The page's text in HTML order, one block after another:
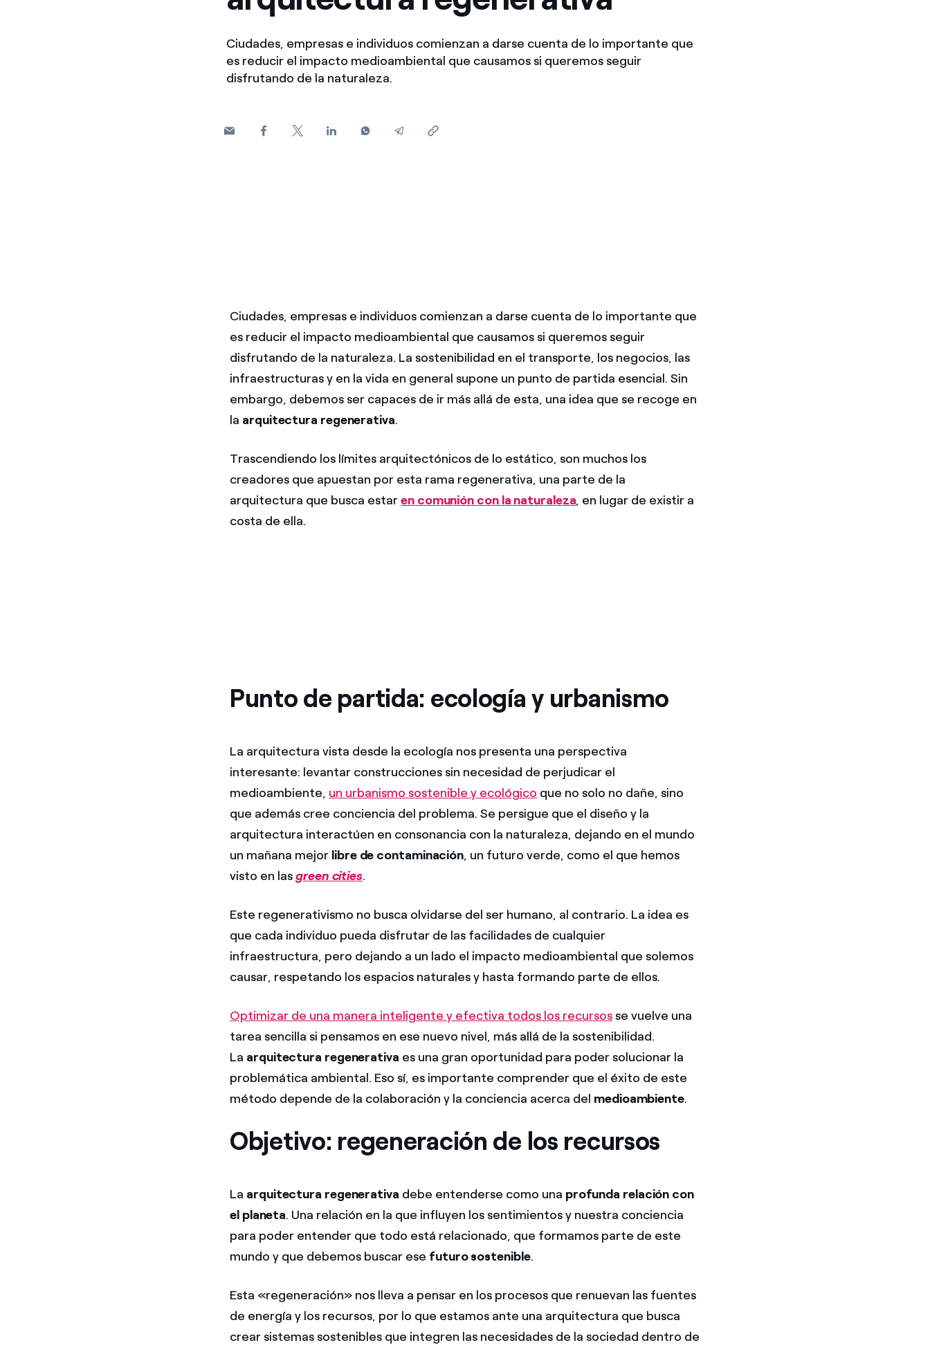
Ofertas para autónomos y Pymes
¿Gestionas varias comunidades de propietarios?
Ciudades, empresas e individuos comienzan a darse cuenta de lo importante que
es reducir el impacto medioambiental que causamos si queremos seguir
disfrutando de la naturaleza.
Ciudades, empresas e individuos comienzan a darse cuenta de lo importante que
es reducir el impacto medioambiental que causamos si queremos seguir
disfrutando de la naturaleza. La sostenibilidad en el transporte, los negocios, las
infraestructuras y en la vida en general supone un punto de partida esencial. Sin
embargo, debemos ser capaces de ir más allá de esta, una idea que se recoge en
la arquitectura regenerativa.
Trascendiendo los límites arquitectónicos de lo estático, son muchos los
creadores que apuestan por esta rama regenerativa, una parte de la
arquitectura que busca estaren comunión con la naturaleza, en lugar de existir a
costa de ella.
Punto de partida: ecología y urbanismo
La arquitectura vista desde la ecología nos presenta una perspectiva
interesante: levantar construcciones sin necesidad de perjudicar el
medioambiente, un urbanismo sostenible y ecológico que no solo no dañe, sino
que además cree conciencia del problema. Se persigue que el diseño y la
arquitectura interactúen en consonancia con la naturaleza, dejando en el mundo
un mañana mejor libre de contaminación, un futuro verde, como el que hemos
visto en lasgreen cities.
Este regenerativismo no busca olvidarse del ser humano, al contrario. La idea es
que cada individuo pueda disfrutar de las facilidades de cualquier
infraestructura, pero dejando a un lado el impacto medioambiental que solemos
causar, respetando los espacios naturales y hasta formando parte de ellos.
Optimizar de una manera inteligente y efectiva todos los recursosse vuelve una
tarea sencilla si pensamos en ese nuevo nivel, más allá de la sostenibilidad.
La arquitectura regenerativa es una gran oportunidad para poder solucionar la
problemática ambiental. Eso sí, es importante comprender que el éxito de este
método depende de la colaboración y la conciencia acerca del medioambiente.
Objetivo: regeneración de los recursos
La arquitectura regenerativa debe entenderse como una profunda relación con
el planeta. Una relación en la que influyen los sentimientos y nuestra conciencia
para poder entender que todo está relacionado, que formamos parte de este
mundo y que debemos buscar ese futuro sostenible.
Esta «regeneración» nos lleva a pensar en los procesos que renuevan las fuentes
de energía y los recursos, por lo que estamos ante una arquitectura que busca
crear sistemas sostenibles que integren las necesidades de la sociedad dentro de